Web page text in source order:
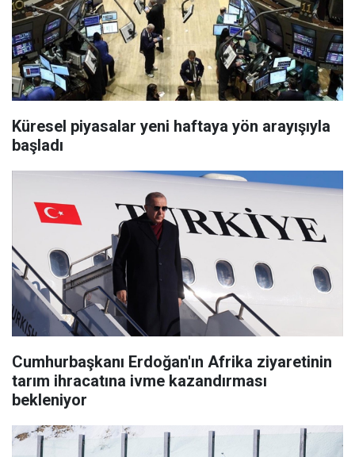
Küresel piyasalar yeni haftaya yön arayışıyla
başladı
Cumhurbaşkanı Erdoğan'ın Afrika ziyaretinin
tarım ihracatına ivme kazandırması
bekleniyor